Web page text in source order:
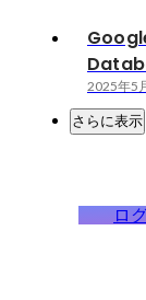
2025年5
さらに表示
ロ